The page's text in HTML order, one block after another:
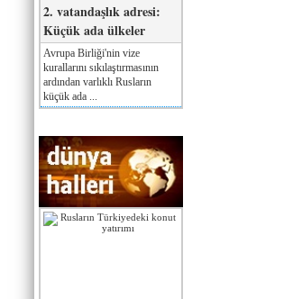
2. vatandaşlık adresi:
Küçük ada ülkeler
Avrupa Birliği'nin vize
kurallarını sıkılaştırmasının
ardından varlıklı Rusların
küçük ada ...